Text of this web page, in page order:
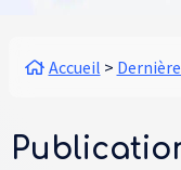
Fil d'Ariane
Accueil